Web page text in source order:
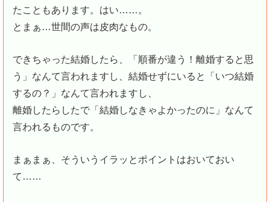
たこともあります。はい……。
とまぁ…世間の声は皮肉なもの。
できちゃった結婚したら、「順番が違う！離婚すると思
う」なんて言われますし、結婚せずにいると「いつ結婚
するの？」なんて言われますし、
離婚したらしたで「結婚しなきゃよかったのに」なんて
言われるものです。
まぁまぁ、そういうイラッとポイントはおいておい
て……